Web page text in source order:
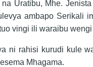
Uratibu, Mhe.
ambapo Serikali
vingi ili waraibu
ni rahisi kurudi kule
Mhagama.